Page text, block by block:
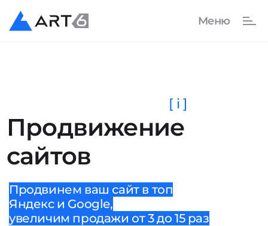
Продвижение
сайтов
[ i ]
Продвинем ваш сайт в топ
Яндекс и Google,
увеличим продажи от 3 до 15 раз